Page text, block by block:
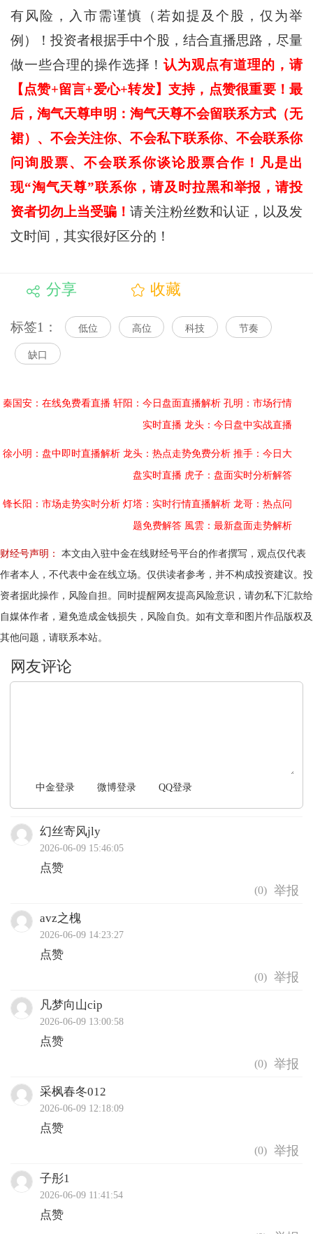
有风险，入市需谨慎（若如提及个股，仅为举
例）！投资者根据手中个股，结合直播思路，尽量
做一些合理的操作选择！认为观点有道理的，请
【点赞+留言+爱心+转发】支持，点赞很重要！最
后，淘气天尊申明：淘气天尊不会留联系方式（无
裙）、不会关注你、不会私下联系你、不会联系你
问询股票、不会联系你谈论股票合作！凡是出
现“淘气天尊”联系你，请及时拉黑和举报，请投
资者切勿上当受骗！ 请关注粉丝数和认证，以及发
文时间，其实很好区分的！
分享 收藏
标签1： 低位 高位 科技 节奏
缺口
秦国安：在线免费看直播 轩阳：今日盘面直播解析 孔明：市场行情
实时直播 龙头：今日盘中实战直播
徐小明：盘中即时直播解析 龙头：热点走势免费分析 推手：今日大
盘实时直播 虎子：盘面实时分析解答
锋长阳：市场走势实时分析 灯塔：实时行情直播解析 龙哥：热点问
题免费解答 風雲：最新盘面走势解析
财经号声明：
本文由入驻中金在线财经号平台的作者撰写，观点仅代表
作者本人，不代表中金在线立场。仅供读者参考，并不构成投资建议。投
资者据此操作，风险自担。同时提醒网友提高风险意识，请勿私下汇款给
自媒体作者，避免造成金钱损失，风险自负。如有文章和图片作品版权及
其他问题，请联系本站。
中金登录 微博登录 QQ登录
幻丝寄风jly
2026-06-09 15:46:05
点赞
(0)
avz之槐
2026-06-09 14:23:27
点赞
(0)
凡梦向山cip
2026-06-09 13:00:58
点赞
(0)
采枫春冬012
2026-06-09 12:18:09
点赞
(0)
子彤1
2026-06-09 11:41:54
点赞